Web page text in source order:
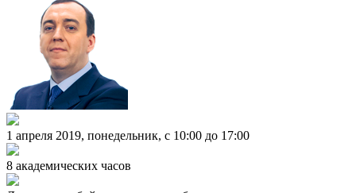
1 апреля 2019, понедельник, c 10:00 до 17:00
8 академических часов